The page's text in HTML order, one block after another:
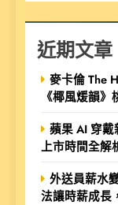
近期文章
麥卡倫 The
《椰風煖韻
蘋果 AI 穿
上市時間全解
外送員薪水
法讓時薪成長